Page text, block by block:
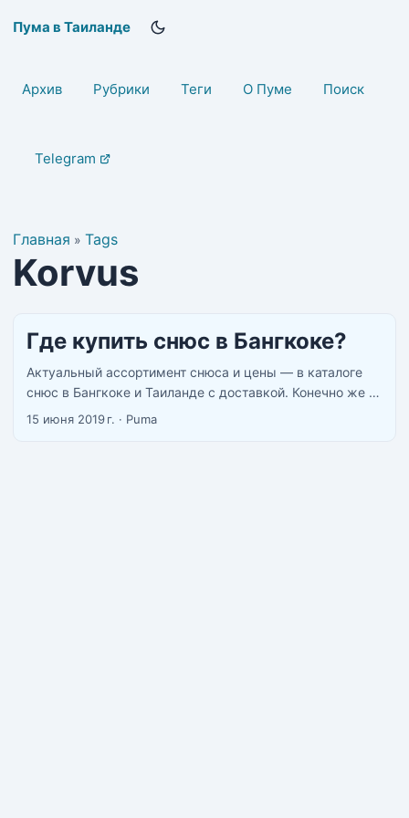
Пума в Таиланде
Архив Рубрики Теги О Пуме Поиск
Telegram
Главная » Tags
Korvus
Где купить снюс в Бангкоке?
Актуальный ассортимент снюса и цены — в каталоге
снюс в Бангкоке и Таиланде с доставкой. Конечно же у
нас есть ламповый чат кальянщиков Паттайи в
15 июня 2019 г. · Puma